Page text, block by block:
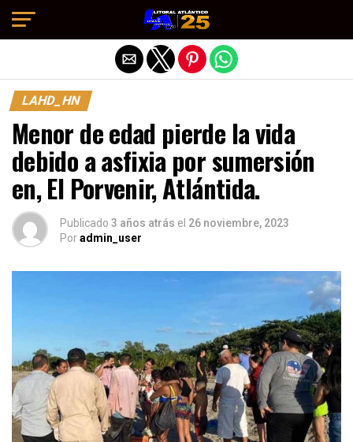
LAHD_HN
Menor de edad pierde la vida
debido a asfixia por sumersión
en, El Porvenir, Atlántida.
Publicado 3 años atrás el 26 noviembre, 2023
Poradmin_user
Salir de la versión móvil